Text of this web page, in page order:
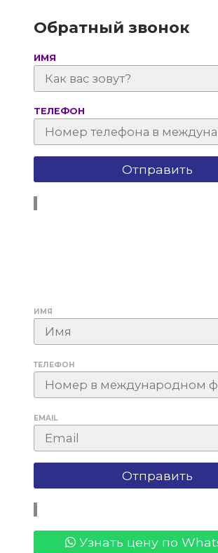
Обратный звонок
ИМЯ
ТЕЛЕФОН
ИМЯ
ТЕЛЕФОН
EMAIL
Узнать цену по